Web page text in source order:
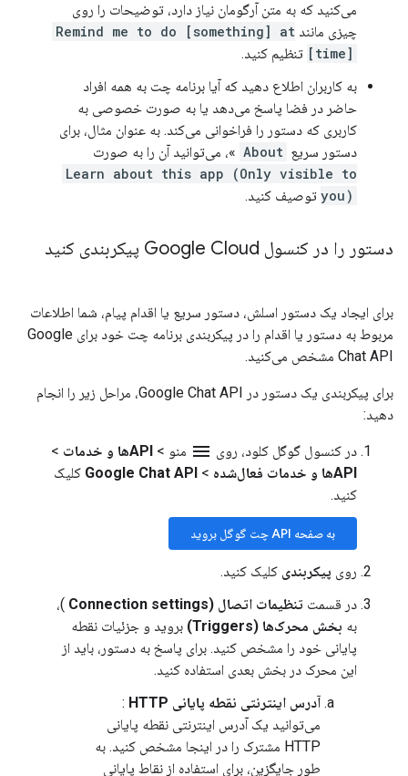
می‌کنید که به متن آرگومان نیاز دارد، توضیحات را روی
چیزی مانند Remind me to do [something] at
[time] تنظیم کنید.
به کاربران اطلاع دهید که آیا برنامه چت به همه افراد
حاضر در فضا پاسخ می‌دهد یا به صورت خصوصی به
کاربری که دستور را فراخوانی می‌کند. به عنوان مثال، برای
دستور سریع About »، می‌توانید آن را به صورت
Learn about this app (Only visible to
you) توصیف کنید.
دستور را در کنسول Google Cloud پیکربندی کنید
برای ایجاد یک دستور اسلش، دستور سریع یا اقدام پیام، شما اطلاعات
مربوط به دستور یا اقدام را در پیکربندی برنامه چت خود برای Google
Chat API مشخص می‌کنید.
برای پیکربندی یک دستور در Google Chat API، مراحل زیر را انجام
دهید:
در کنسول گوگل کلود، روی menu منو > APIها و خدمات
>
APIها و خدمات فعال‌شده
>
Google Chat API کلیک
کنید.
به صفحه API چت گوگل بروید
روی پیکربندی کلیک کنید.
در قسمت تنظیمات اتصال (Connection settings
)،
به بخش محرک‌ها (Triggers)
بروید و جزئیات نقطه
پایانی خود را مشخص کنید. برای پاسخ به دستور، باید از
این محرک در بخش بعدی استفاده کنید.
آدرس اینترنتی نقطه پایانی HTTP
:
می‌توانید یک آدرس اینترنتی نقطه پایانی
HTTP مشترک را در اینجا مشخص کنید. به
طور جایگزین، برای استفاده از نقاط پایانی